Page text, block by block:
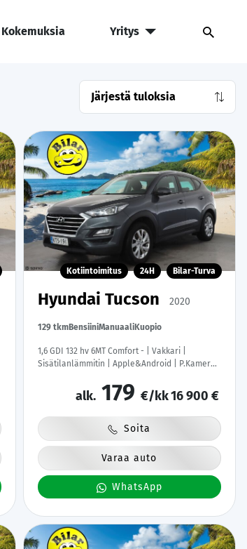
Kokemuksia Yritys
Kotiintoimitus 24H Bilar-Turva
Hyundai Tucson 2020
129 tkmBensiiniManuaaliKuopio
1,6 GDI 132 hv 6MT Comfort - | Vakkari |
Sisätilanlämmitin | Apple&Android | P.Kamera |
alk. 179 €/kk16 900 €
Soita
Varaa auto
WhatsApp